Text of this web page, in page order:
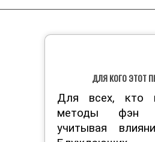
ДЛЯ КОГО ЭТОТ
Для всех, кто
методы фэн
учитывая